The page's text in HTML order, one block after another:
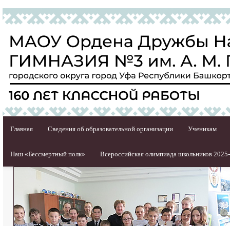
Главная Сведения об образовательной организации Ученикам
Наш «Бессмертный полк» Всероссийская олимпиада школьников